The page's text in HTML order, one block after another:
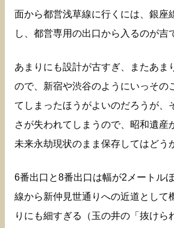
面から都営浅草線に行くには、銀座
し、都営専用の出口から入るのが吉
あまりにも設計が古すぎ、またあま
ので、新宿や渋谷のようにいっその
てしまったほうがよいのだろうが、
さが失われてしまうので、昭和遺産
未来永劫現状のまま保存してはどう
6番出口と8番出口は幅が2メートル
線から新仲見世通りへの近道として
りにも細すぎる（玉の井の「抜けら